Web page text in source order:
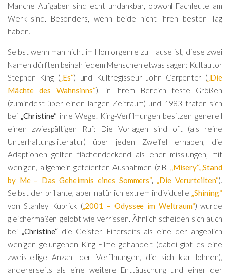
Manche Aufgaben sind echt undankbar, obwohl Fachleute am
Werk sind. Besonders, wenn beide nicht ihren besten Tag
haben.
Selbst wenn man nicht im Horrorgenre zu Hause ist, diese zwei
Namen dürften beinah jedem Menschen etwas sagen: Kultautor
Stephen King („Es“) und Kultregisseur John Carpenter ( „Die
Mächte des Wahnsinns“), in ihrem Bereich feste Größen
(zumindest über einen langen Zeitraum) und 1983 trafen sich
bei „Christine“ihre Wege. King-Verfilmungen besitzen generell
einen zwiespältigen Ruf: Die Vorlagen sind oft (als reine
Unterhaltungsliteratur) über jeden Zweifel erhaben, die
Adaptionen gelten flächendeckend als eher misslungen, mit
wenigen, allgemein gefeierten Ausnahmen (z.B.
„Misery“, „Stand
by Me – Das Geheimnis eines Sommers“, „Die Verurteilten“).
Selbst der brillante, aber natürlich extrem individuelle „Shining“
von Stanley Kubrick („2001 – Odyssee im Weltraum“) wurde
gleichermaßen gelobt wie verrissen. Ähnlich scheiden sich auch
bei„Christine“die Geister. Einerseits als eine der angeblich
wenigen gelungenen King-Filme gehandelt (dabei gibt es eine
zweistellige Anzahl der Verfilmungen, die sich klar lohnen),
andererseits als eine weitere Enttäuschung und einer der